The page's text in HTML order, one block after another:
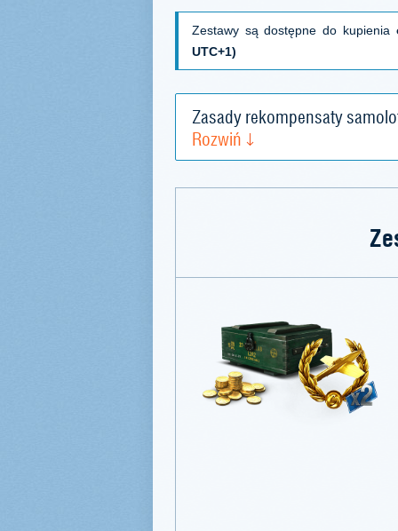
Zestawy są dostępne do kupienia
UTC+1)
Zasady rekompensaty
Rozwiń